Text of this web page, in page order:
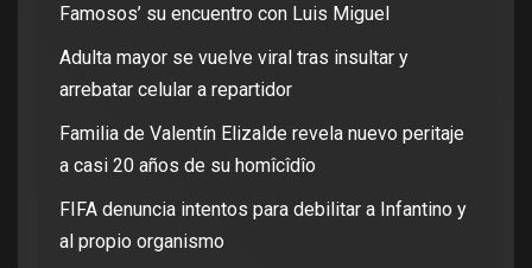
Famosos’ su encuentro con Luis Miguel
Adulta mayor se vuelve viral tras insultar y
arrebatar celular a repartidor
Familia de Valentín Elizalde revela nuevo peritaje
a casi 20 años de su homîcîdîo
FIFA denuncia intentos para debilitar a Infantino y
al propio organismo